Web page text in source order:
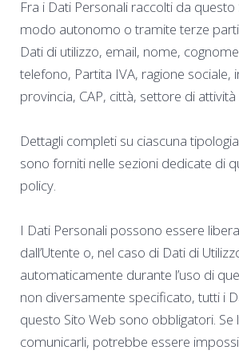
Fra i Dati Personali raccolti da questo
modo autonomo o tramite terze
Dati di utilizzo, email, nome,
telefono, Partita IVA, ragione sociale,
provincia, CAP, città, settore di
Dettagli completi su ciascuna
sono forniti nelle sezioni dedicate di
policy.
I Dati Personali possono essere
dall’Utente o, nel caso di Dati di
automaticamente durante l’uso di
non diversamente specificato, tutti i
questo Sito Web sono obbligatori. Se
comunicarli, potrebbe essere